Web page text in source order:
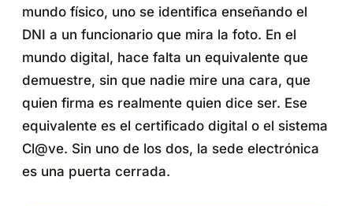
mundo físico, uno se identifica enseñando el
DNI a un funcionario que mira la foto. En el
mundo digital, hace falta un equivalente que
demuestre, sin que nadie mire una cara, que
quien firma es realmente quien dice ser. Ese
equivalente es el certificado digital o el sistema
Cl@ve. Sin uno de los dos, la sede electrónica
es una puerta cerrada.